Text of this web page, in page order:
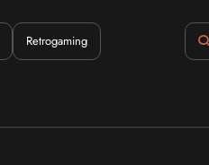
Retrogaming